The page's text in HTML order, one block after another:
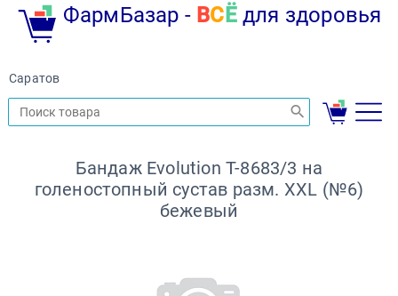
ФармБазар - ВС Ёдля здоровья
Саратов
Бандаж Evolution Т-8683/3 на
голеностопный сустав разм. XXL (№6)
бежевый